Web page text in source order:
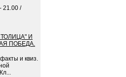
21.00 /
И
ПОБЕДА.
и квиз.